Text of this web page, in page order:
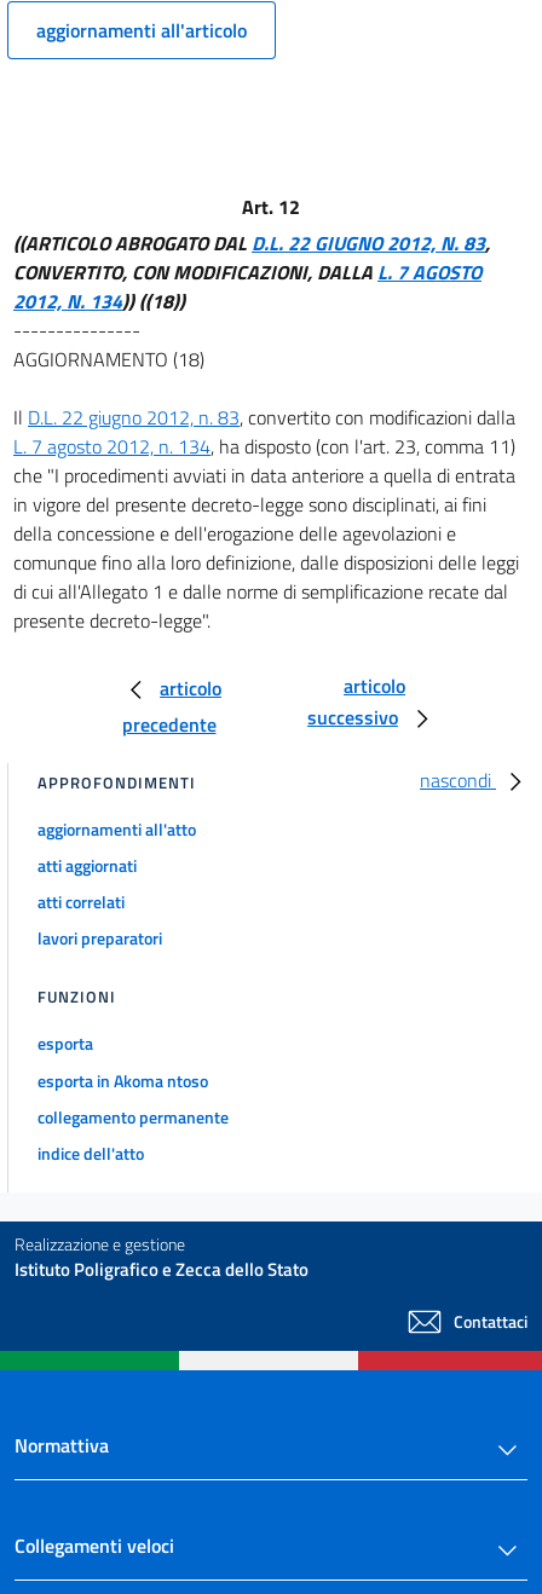
13
14
CAPO IV
CONSORZI E SOCIETÀ CONSORTILI
17
18
19
20
21
22
23
24
25
29
30
31
33
34
36
37
40
42
CAPO VIII
43
aggiornamenti all'articolo
Art. 12
((ARTICOLO ABROGATO DAL D.L. 22 GIUGNO 2012, N. 83,
CONVERTITO, CON MODIFICAZIONI, DALLA L. 7 AGOSTO
2012, N. 134)) ((18))
---------------
AGGIORNAMENTO (18)
Il D.L. 22 giugno 2012, n. 83, convertito con modificazioni dalla
L. 7 agosto 2012, n. 134, ha disposto (con l'art. 23, comma 11)
che "I procedimenti avviati in data anteriore a quella di entrata
in vigore del presente decreto-legge sono disciplinati, ai fini
della concessione e dell'erogazione delle agevolazioni e
comunque fino alla loro definizione, dalle disposizioni delle leggi
di cui all'Allegato 1 e dalle norme di semplificazione recate dal
presente decreto-legge".
articolo
precedente
articolo
successivo
nascondi
APPROFONDIMENTI
aggiornamenti all'atto
atti aggiornati
atti correlati
lavori preparatori
FUNZIONI
esporta
esporta in Akoma ntoso
collegamento permanente
indice dell'atto
Realizzazione e gestione
Istituto Poligrafico e Zecca dello Stato
Contattaci
Normattiva
Collegamenti veloci